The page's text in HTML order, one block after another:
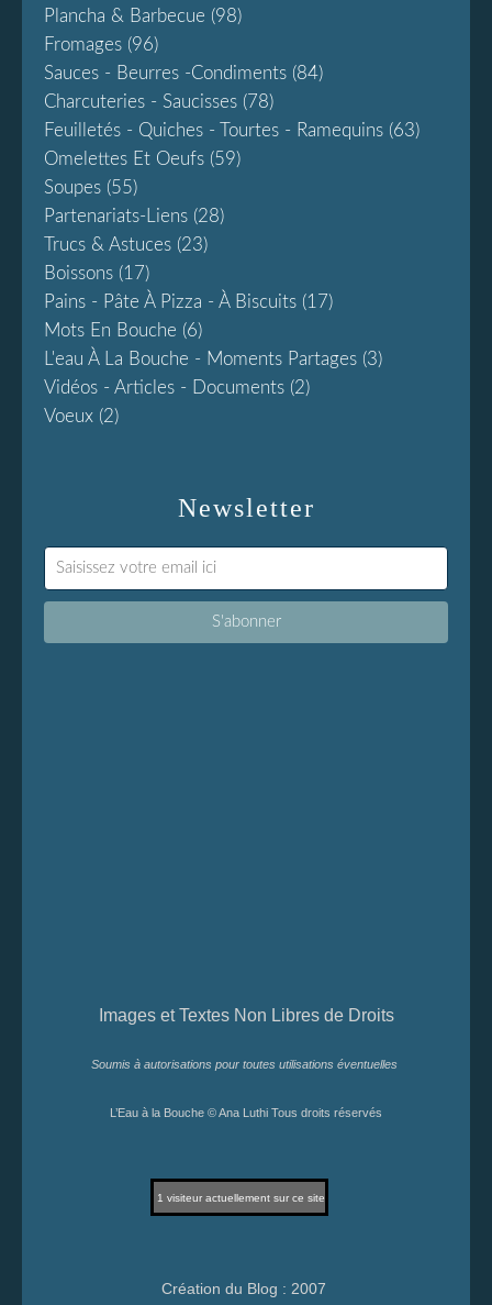
Newsletter
Plancha & Barbecue (98)
Fromages (96)
Sauces - Beurres -condiments (84)
Charcuteries - Saucisses (78)
Feuilletés - Quiches - Tourtes - Ramequins (63)
Omelettes Et Oeufs (59)
Soupes (55)
Partenariats-Liens (28)
Trucs & Astuces (23)
Boissons (17)
Pains - Pâte À Pizza - À Biscuits (17)
Mots En Bouche (6)
L'eau À La Bouche - Moments Partages (3)
Vidéos - Articles - Documents (2)
Voeux (2)
Images et Textes Non Libres de Droits
Soumis à autorisations pour toutes utilisations éventuelles
L’Eau à la Bouche © Ana Luthi Tous droits réservés
1 visiteur actuellement sur ce site
Création du Blog : 2007